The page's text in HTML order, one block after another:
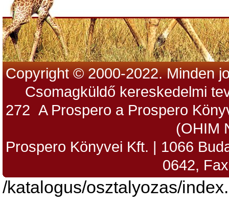
Copyright © 2000-2022. Minden
Csomagküldő kereskedelmi
272 A Prospero a Prospero
(OHIM
Prospero Könyvei Kft. | 1066
0642,
/katalogus/osztalyozas/